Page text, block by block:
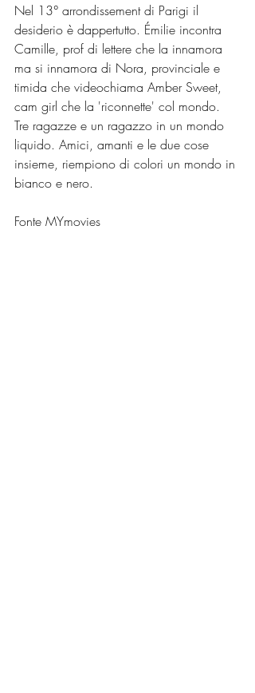
Nel 13° arrondissement di Parigi il
desiderio è dappertutto. Émilie incontra
Camille, prof di lettere che la innamora
ma si innamora di Nora, provinciale e
timida che videochiama Amber Sweet,
cam girl che la 'riconnette' col mondo.
Tre ragazze e un ragazzo in un mondo
liquido. Amici, amanti e le due cose
insieme, riempiono di colori un mondo in
bianco e nero.
Fonte MYmovies